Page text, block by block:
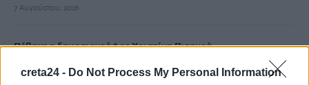
creta24 - Do Not Process My Personal Information
7 Αυγούστου, 2026
Πέθανε η δημοσιογράφος Χριστίνα Πιτουρά